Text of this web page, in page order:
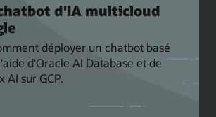
d'IA multicloud
déployer un chatbot basé
d'Oracle AI Database et de
AI sur GCP.